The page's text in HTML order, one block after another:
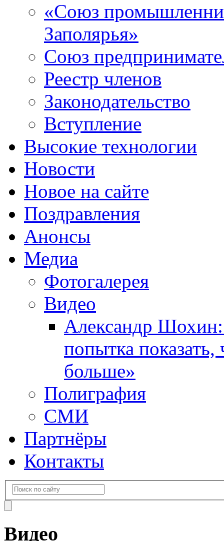
«Союз
Заполярья»
Союз
Реестр членов
Законодательство
Вступление
Высокие технологии
Новости
Новое на сайте
Поздравления
Анонсы
Медиа
Фотогалерея
Видео
Александр
попытка
больше»
Полиграфия
СМИ
Партнёры
Контакты
Видео